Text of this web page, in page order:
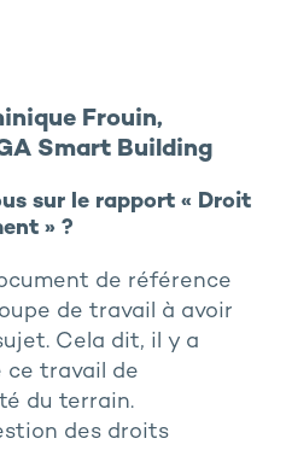
Frouin,
Smart Building
sur le rapport « Droit
» ?
de référence
de travail à avoir
Cela dit, il y a
ce travail de
du terrain.
des droits